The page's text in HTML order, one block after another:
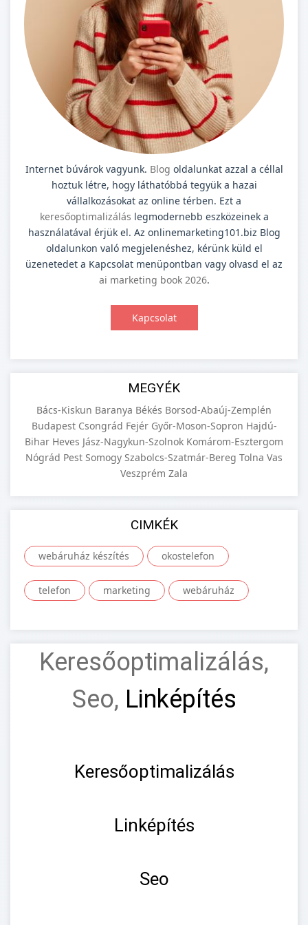
Internet búvárok vagyunk. Blog oldalunkat azzal a céllal
hoztuk létre, hogy láthatóbbá tegyük a hazai
vállalkozásokat az online térben. Ezt a
keresőoptimalizálás legmodernebb eszközeinek a
használatával érjük el. Az onlinemarketing101.biz Blog
oldalunkon való megjelenéshez, kérünk küld el
üzenetedet a Kapcsolat menüpontban vagy olvasd el az
ai marketing book 2026.
Kapcsolat
MEGYÉK
Bács-Kiskun Baranya Békés Borsod-Abaúj-Zemplén
Budapest Csongrád Fejér Győr-Moson-Sopron Hajdú-
Bihar Heves Jász-Nagykun-Szolnok Komárom-Esztergom
Nógrád Pest Somogy Szabolcs-Szatmár-Bereg Tolna Vas
Veszprém Zala
CIMKÉK
webáruház készítés okostelefon
telefon marketing webáruház
Keresőoptimalizálás,
Seo, Linképítés
Keresőoptimalizálás
Linképítés
Seo